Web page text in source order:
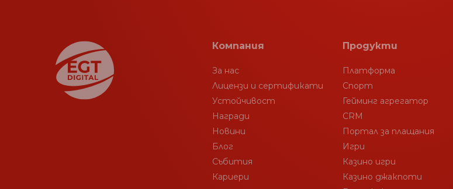
Компания
За нас
Лицензи и сертификати
Устойчивост
Награди
Новини
Блог
Събития
Кариери
Продукти
Платформа
Спорт
Гейминг агрегатор
CRM
Портал за плащания
Игри
Казино игри
Казино джакпоти